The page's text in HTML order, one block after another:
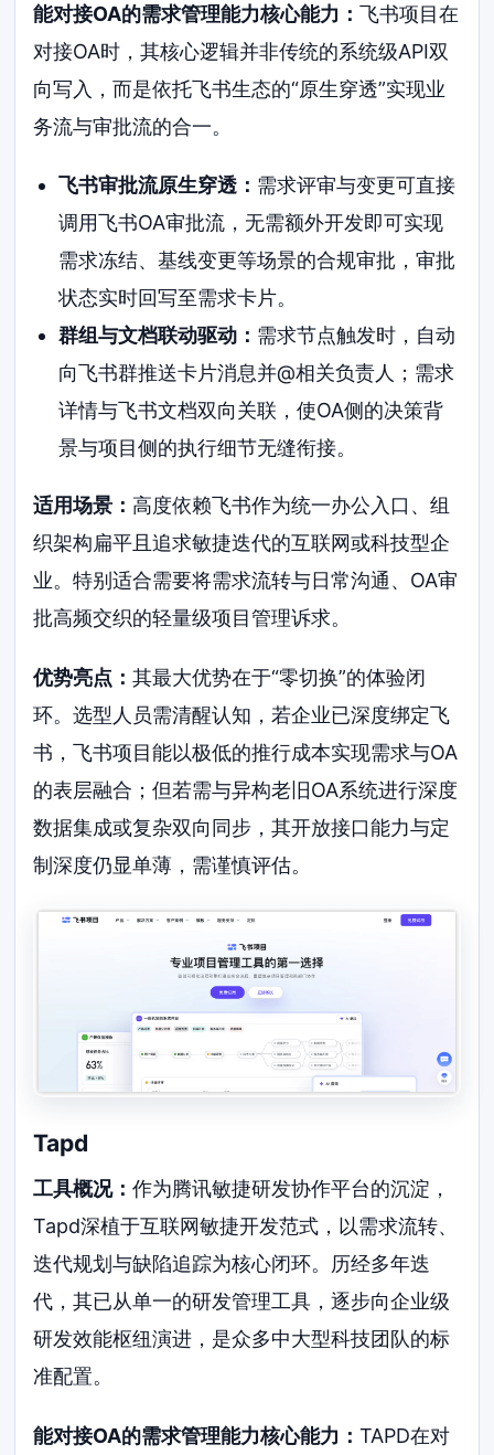
能对接OA的需求管理能力核心能力：飞书项目在
对接OA时，其核心逻辑并非传统的系统级API双
向写入，而是依托飞书生态的“原生穿透”实现业
务流与审批流的合一。
飞书审批流原生穿透： 需求评审与变更可直接
调用飞书OA审批流，无需额外开发即可实现
需求冻结、基线变更等场景的合规审批，审批
状态实时回写至需求卡片。
群组与文档联动驱动： 需求节点触发时，自动
向飞书群推送卡片消息并@相关负责人；需求
详情与飞书文档双向关联，使OA侧的决策背
景与项目侧的执行细节无缝衔接。
适用场景：高度依赖飞书作为统一办公入口、组
织架构扁平且追求敏捷迭代的互联网或科技型企
业。特别适合需要将需求流转与日常沟通、OA审
批高频交织的轻量级项目管理诉求。
优势亮点：其最大优势在于“零切换”的体验闭
环。选型人员需清醒认知，若企业已深度绑定飞
书，飞书项目能以极低的推行成本实现需求与OA
的表层融合；但若需与异构老旧OA系统进行深度
数据集成或复杂双向同步，其开放接口能力与定
制深度仍显单薄，需谨慎评估。
Tapd
工具概况：作为腾讯敏捷研发协作平台的沉淀，
Tapd深植于互联网敏捷开发范式，以需求流转、
迭代规划与缺陷追踪为核心闭环。历经多年迭
代，其已从单一的研发管理工具，逐步向企业级
研发效能枢纽演进，是众多中大型科技团队的标
准配置。
能对接OA的需求管理能力核心能力：TAPD在对